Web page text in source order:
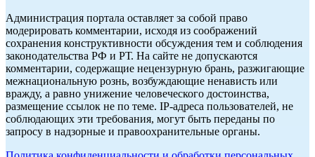
Администрация портала оставляет за собой право
модерировать комментарии, исходя из соображений
сохранения конструктивности обсуждения тем и соблюдения
законодательства РФ и РТ. На сайте не допускаются
комментарии, содержащие нецензурную брань, разжигающие
межнациональную рознь, возбуждающие ненависть или
вражду, а равно унижение человеческого достоинства,
размещение ссылок не по теме. IP-адреса пользователей, не
соблюдающих эти требования, могут быть переданы по
запросу в надзорные и правоохранительные органы.